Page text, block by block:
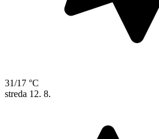
31/17 °C
streda 12. 8.